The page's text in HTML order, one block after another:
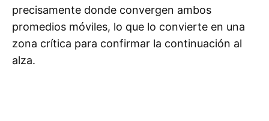
precisamente donde convergen ambos
promedios móviles, lo que lo convierte en una
zona crítica para confirmar la continuación al
alza.